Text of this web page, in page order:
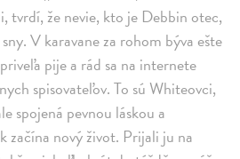
tvrdí, že nevie, kto je Debbin otec,
V karavane za rohom býva ešte
pije a rád sa na internete
spisovateľov. To sú Whiteovci,
spojená pevnou láskou a
začína nový život. Prijali ju na